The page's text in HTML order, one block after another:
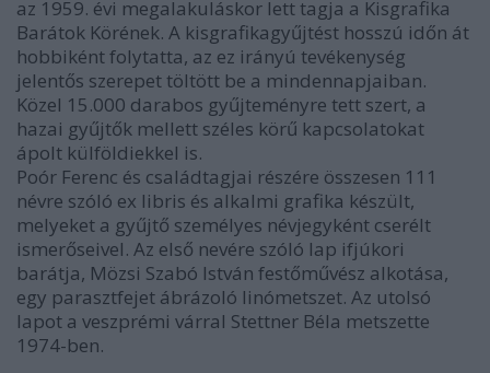
az 1959. évi megalakuláskor lett tagja a Kisgrafika
Barátok Körének. A kisgrafikagyűjtést hosszú időn át
hobbiként folytatta, az ez irányú tevékenység
jelentős szerepet töltött be a mindennapjaiban.
Közel 15.000 darabos gyűjteményre tett szert, a
hazai gyűjtők mellett széles körű kapcsolatokat
ápolt külföldiekkel is.
Poór Ferenc és családtagjai részére összesen 111
névre szóló ex libris és alkalmi grafika készült,
melyeket a gyűjtő személyes névjegyként cserélt
ismerőseivel. Az első nevére szóló lap ifjúkori
barátja, Mözsi Szabó István festőművész alkotása,
egy parasztfejet ábrázoló linómetszet. Az utolsó
lapot a veszprémi várral Stettner Béla metszette
1974-ben.